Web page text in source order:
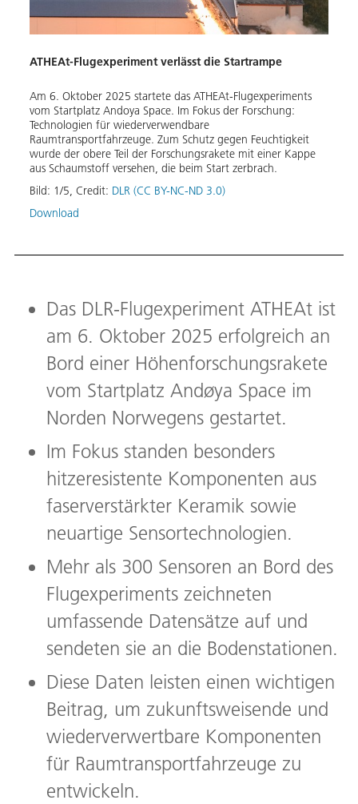
ATHEAt-Flugexperiment verlässt die Startrampe
Am 6. Oktober 2025 startete das ATHEAt-Flugexperiments
vom Startplatz Andoya Space. Im Fokus der Forschung:
Technologien für wiederverwendbare
Raumtransportfahrzeuge. Zum Schutz gegen Feuchtigkeit
wurde der obere Teil der Forschungsrakete mit einer Kappe
aus Schaumstoff versehen, die beim Start zerbrach.
Bild: 1/5, Credit: DLR (CC BY-NC-ND 3.0)
Download
Das DLR-Flugexperiment ATHEAt ist
am 6. Oktober 2025 erfolgreich an
Bord einer Höhenforschungsrakete
vom Startplatz Andøya Space im
Norden Norwegens gestartet.
Im Fokus standen besonders
hitzeresistente Komponenten aus
faserverstärkter Keramik sowie
neuartige Sensortechnologien.
Mehr als 300 Sensoren an Bord des
Flugexperiments zeichneten
umfassende Datensätze auf und
sendeten sie an die Bodenstationen.
Diese Daten leisten einen wichtigen
Beitrag, um zukunftsweisende und
wiederverwertbare Komponenten
für Raumtransportfahrzeuge zu
entwickeln.